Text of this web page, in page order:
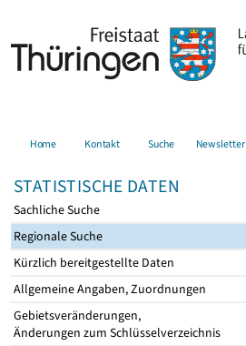
Home Kontakt Suche Newsletter
STATISTISCHE DATEN
Sachliche Suche
Regionale Suche
Kürzlich bereitgestellte Daten
Allgemeine Angaben, Zuordnungen
Gebietsveränderungen,
Änderungen zum Schlüsselverzeichnis